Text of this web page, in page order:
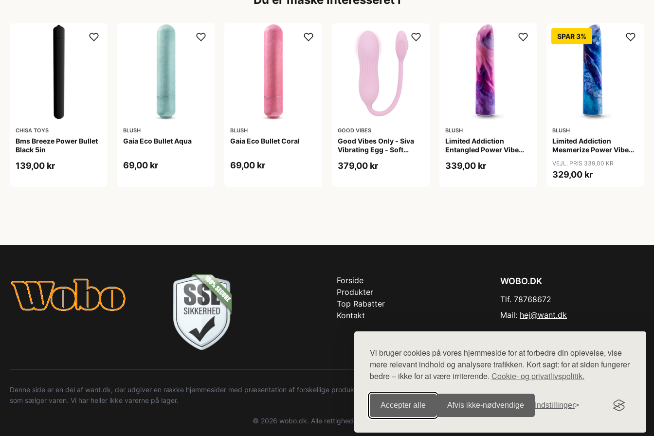
Vi bruger cookies på vores hjemmeside for at forbedre din oplevelse, vise
mere relevant indhold og analysere trafikken. Kort sagt: for at siden fungerer
bedre – ikke for at være irriterende. Cookie- og privatlivspolitik.
Accepter alle Afvis ikke‑nødvendige Indstillinger
CHISA TOYS
Bms Breeze Power Bullet
Black 5in
139,00 kr
BLUSH
Gaia Eco Bullet Aqua
69,00 kr
BLUSH
Gaia Eco Bullet Coral
69,00 kr
GOOD VIBES
Good Vibes Only - Siva
Vibrating Egg - Soft
379,00 kr
BLUSH
Limited Addiction
Entangled Power Vibe
339,00 kr
SPAR 3%
BLUSH
Limited Addiction
Mesmerize Power Vibe
VEJL. PRIS 339,00 KR
329,00 kr
Forside
Produkter
Top Rabatter
Kontakt
WOBO.DK
Tlf. 78768672
Mail: hej@want.dk
Denne side er en del af want.dk, der udgiver en række hjemmesider med præsentation af forskellige produkter fra diverse webshops. Der sælges ikke varer fra denne side - vi henviser til de shops,
som sælger varen. Vi har heller ikke varerne på lager.
© 2026 wobo.dk. Alle rettigheder forbeholdes.